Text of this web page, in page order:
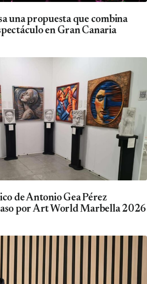
una propuesta que combina
en Gran Canaria
de Antonio Gea Pérez
por Art World Marbella 2026